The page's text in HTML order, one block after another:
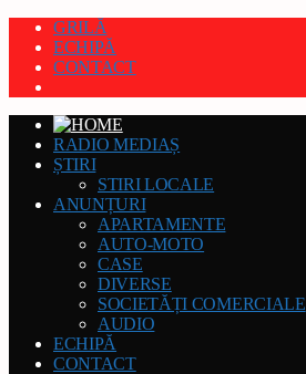
GRILĂ
ECHIPĂ
CONTACT
RADIO MEDIAȘ
ȘTIRI
STIRI LOCALE
ANUNȚURI
APARTAMENTE
AUTO-MOTO
CASE
DIVERSE
SOCIETĂȚI COMERCIALE
AUDIO
ECHIPĂ
CONTACT